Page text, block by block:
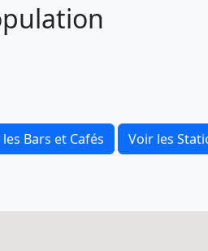
Bars et Cafés Voir les